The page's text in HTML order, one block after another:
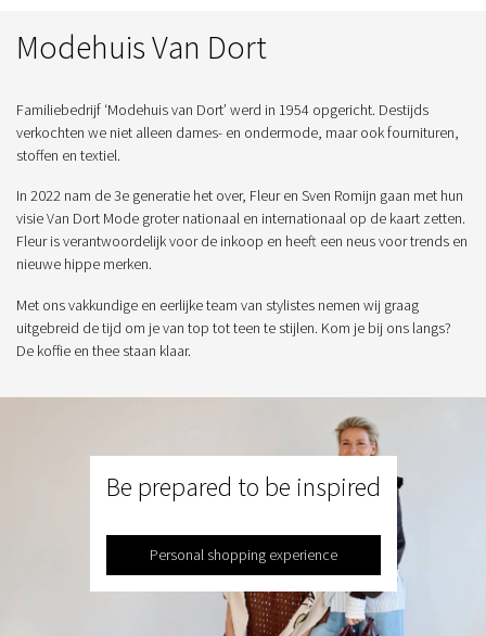
Modehuis Van Dort
Familiebedrijf ‘Modehuis van Dort’ werd in 1954 opgericht. Destijds
verkochten we niet alleen dames- en ondermode, maar ook fournituren,
stoffen en textiel.
In 2022 nam de 3e generatie het over, Fleur en Sven Romijn gaan met hun
visie Van Dort Mode groter nationaal en internationaal op de kaart zetten.
Fleur is verantwoordelijk voor de inkoop en heeft een neus voor trends en
nieuwe hippe merken.
Met ons vakkundige en eerlijke team van stylistes nemen wij graag
uitgebreid de tijd om je van top tot teen te stijlen. Kom je bij ons langs?
De koffie en thee staan klaar.
Be prepared to be inspired
Personal shopping experience